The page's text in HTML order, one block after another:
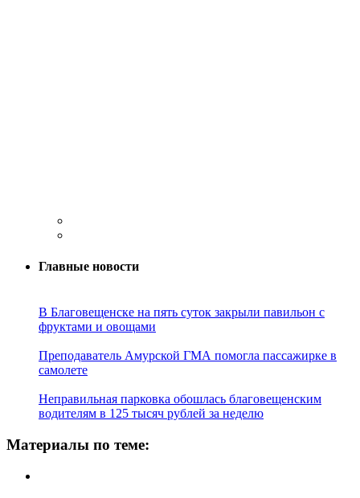
Главные новости
В Благовещенске на пять суток закрыли павильон с
фруктами и овощами
Преподаватель Амурской ГМА помогла пассажирке в
самолете
Неправильная парковка обошлась благовещенским
водителям в 125 тысяч рублей за неделю
Материалы по теме: